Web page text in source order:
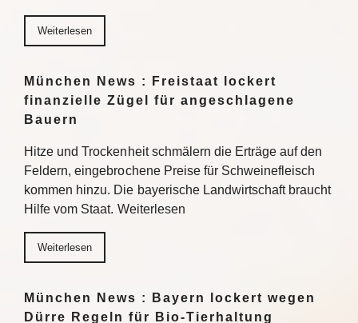
Weiterlesen
München News : Freistaat lockert
finanzielle Zügel für angeschlagene
Bauern
Hitze und Trockenheit schmälern die Erträge auf den
Feldern, eingebrochene Preise für Schweinefleisch
kommen hinzu. Die bayerische Landwirtschaft braucht
Hilfe vom Staat. Weiterlesen
Weiterlesen
München News : Bayern lockert wegen
Dürre Regeln für Bio-Tierhaltung